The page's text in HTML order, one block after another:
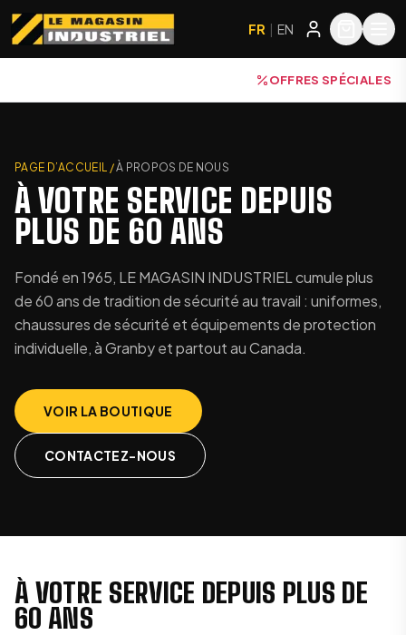
FR | EN
OFFRES SPÉCIALES
PAGE D’ACCUEIL /À PROPOS DE NOUS
À VOTRE SERVICE DEPUIS
PLUS DE 60 ANS
Fondé en 1965, LE MAGASIN INDUSTRIEL cumule plus
de 60 ans de tradition de sécurité au travail : uniformes,
chaussures de sécurité et équipements de protection
individuelle, à Granby et partout au Canada.
VOIR LA BOUTIQUE
CONTACTEZ-NOUS
À VOTRE SERVICE DEPUIS PLUS DE
60 ANS